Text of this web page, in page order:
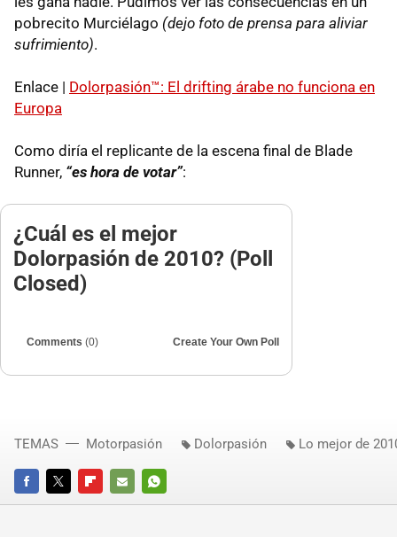
pobrecito Murciélago (dejo foto de prensa para aliviar
sufrimiento).
Enlace | Dolorpasión™: El drifting árabe no funciona en
Europa
Como diría el replicante de la escena final de Blade
Runner, “es hora de votar”:
¿Cuál es el mejor
Dolorpasión de 2010? (Poll
Closed)
Comments (0) Create Your Own Poll
FACEBOOKTWITTERFLIPBOARD
E-
WHATSAPP
TEMAS Motorpasión Dolorpasión Lo mejor de